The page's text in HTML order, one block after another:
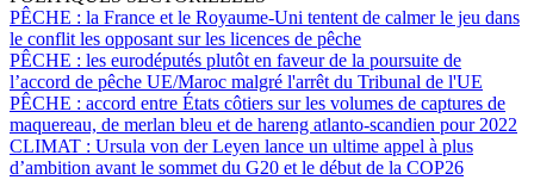
PÊCHE : la France et le Royaume-Uni tentent de calmer le jeu dans
le conflit les opposant sur les licences de pêche
PÊCHE : les eurodéputés plutôt en faveur de la poursuite de
l’accord de pêche UE/Maroc malgré l'arrêt du Tribunal de l'UE
PÊCHE : accord entre États côtiers sur les volumes de captures de
maquereau, de merlan bleu et de hareng atlanto-scandien pour 2022
CLIMAT : Ursula von der Leyen lance un ultime appel à plus
d’ambition avant le sommet du G20 et le début de la COP26